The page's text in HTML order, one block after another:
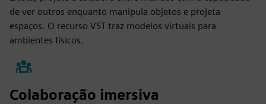
de ver outros enquanto manipula objetos e projeta
espaços. O recurso VST traz modelos virtuais para
ambientes físicos.
Colaboração imersiva